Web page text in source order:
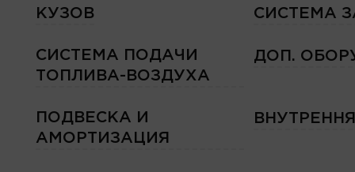
КУЗОВ СИСТЕМА
СИСТЕМА ПОДАЧИ
ТОПЛИВА-ВОЗДУХА
ДОП.
ПОДВЕСКА И
АМОРТИЗАЦИЯ